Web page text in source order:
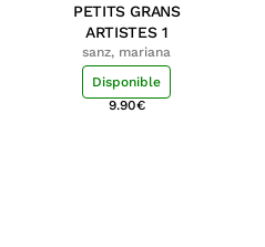
PETITS GRANS
ARTISTES 1
sanz, mariana
Disponible
9.90€